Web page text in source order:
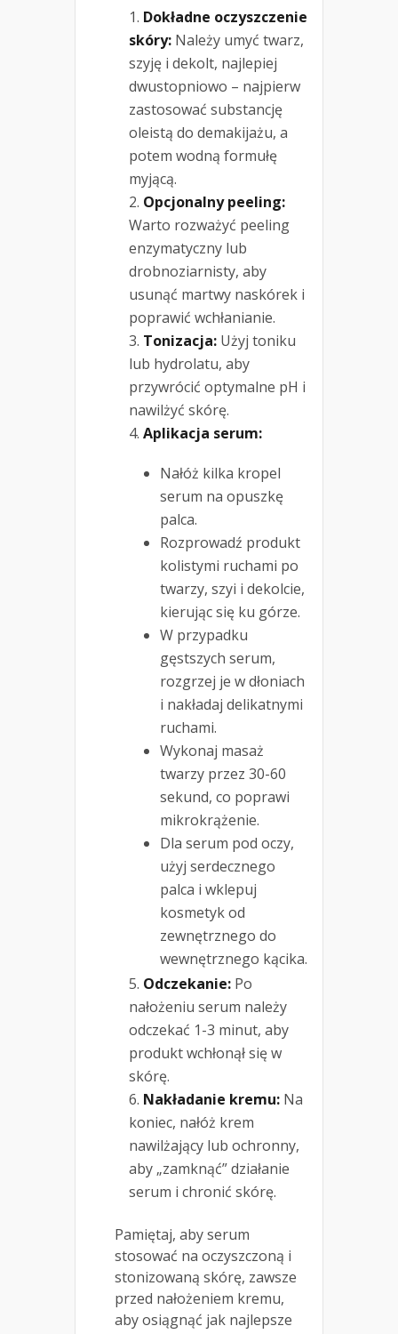
Dokładne oczyszczenie
skóry: Należy umyć twarz,
szyję i dekolt, najlepiej
dwustopniowo – najpierw
zastosować substancję
oleistą do demakijażu, a
potem wodną formułę
myjącą.
Opcjonalny peeling:
Warto rozważyć peeling
enzymatyczny lub
drobnoziarnisty, aby
usunąć martwy naskórek i
poprawić wchłanianie.
Tonizacja: Użyj toniku
lub hydrolatu, aby
przywrócić optymalne pH i
nawilżyć skórę.
Aplikacja serum:
Nałóż kilka kropel
serum na opuszkę
palca.
Rozprowadź produkt
kolistymi ruchami po
twarzy, szyi i dekolcie,
kierując się ku górze.
W przypadku
gęstszych serum,
rozgrzej je w dłoniach
i nakładaj delikatnymi
ruchami.
Wykonaj masaż
twarzy przez 30-60
sekund, co poprawi
mikrokrążenie.
Dla serum pod oczy,
użyj serdecznego
palca i wklepuj
kosmetyk od
zewnętrznego do
wewnętrznego kącika.
Odczekanie: Po
nałożeniu serum należy
odczekać 1-3 minut, aby
produkt wchłonął się w
skórę.
Nakładanie kremu: Na
koniec, nałóż krem
nawilżający lub ochronny,
aby „zamknąć” działanie
serum i chronić skórę.
Pamiętaj, aby serum
stosować na oczyszczoną i
stonizowaną skórę, zawsze
przed nałożeniem kremu,
aby osiągnąć jak najlepsze